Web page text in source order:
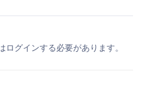
ログインする必要があります。